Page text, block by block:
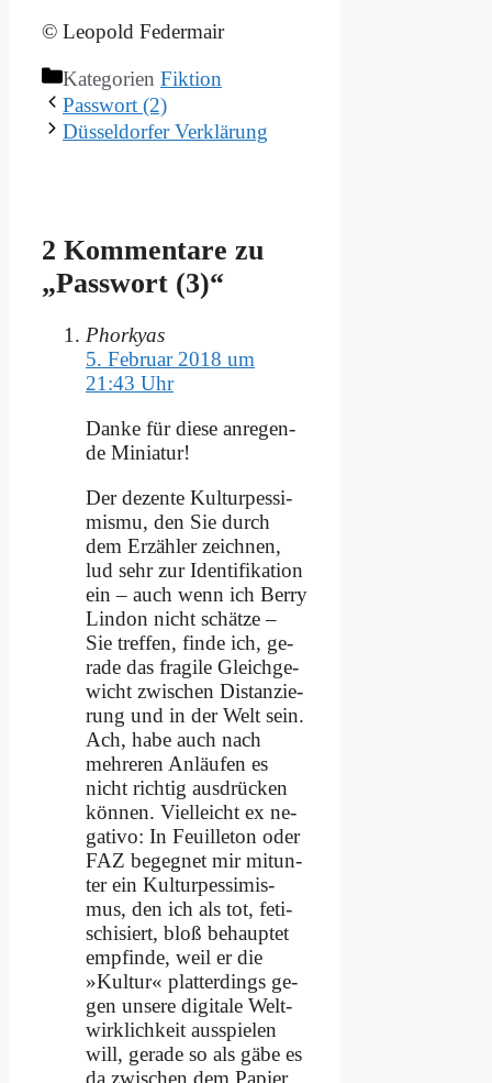
© Leo­pold Fe­der­mair
Kategorien Fiktion
Pass­wort (2)
Düs­sel­dor­fer Ver­klä­rung
2 Kommentare zu
„Pass­wort (3)“
Phorkyas
5. Februar 2018 um
21:43 Uhr
Dan­ke für die­se an­re­gen­
de Mi­nia­tur!
Der de­zen­te Kul­tur­pes­si­
mis­mu, den Sie durch
dem Er­zäh­ler zeich­nen,
lud sehr zur Iden­ti­fi­ka­ti­on
ein – auch wenn ich Ber­ry
Lin­don nicht schät­ze –
Sie tref­fen, fin­de ich, ge­
ra­de das fra­gi­le Gleich­ge­
wicht zwi­schen Di­stan­zie­
rung und in der Welt sein.
Ach, ha­be auch nach
meh­re­ren An­läu­fen es
nicht rich­tig aus­drücken
kön­nen. Viel­leicht ex ne­
ga­tivo: In Feuil­le­ton oder
FAZ be­geg­net mir mit­un­
ter ein Kul­tur­pes­si­mis­
mus, den ich als tot, fe­ti­
schi­siert, bloß be­haup­tet
emp­fin­de, weil er die
»Kul­tur« plat­ter­dings ge­
gen un­se­re di­gi­ta­le Welt­
wirk­lich­keit aus­spie­len
will, ge­ra­de so als gä­be es